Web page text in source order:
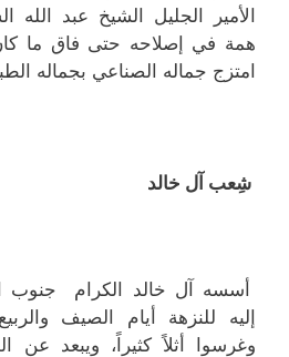
الأمير الجليل الشيخ عبد الله
همة في إصلاحه حتى فاق ما
امتزج جماله الصناعي بجماله
شِعب آل خالد
أسسه آل خالد الكرام جنوب
إليه للنزهة أيام الصيف
وغرسوا أثلاً كثيراً، ويبعد عن